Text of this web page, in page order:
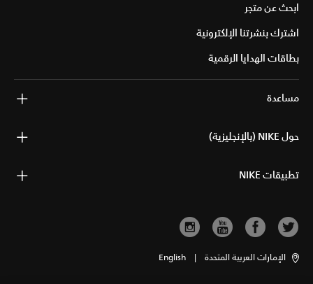
ابحث عن متجر
اشترك بنشرتنا الإلكترونية
بطاقات الهدايا الرقمية
مساعدة
حول NIKE (بالإنجليزية)
تطبيقات NIKE
الإمارات العربية المتحدة |
English